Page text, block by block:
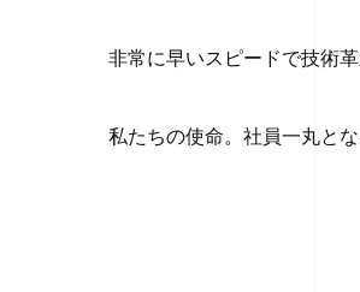
非常に早いスピードで技術
私たちの使命。社員一丸と
アトラス